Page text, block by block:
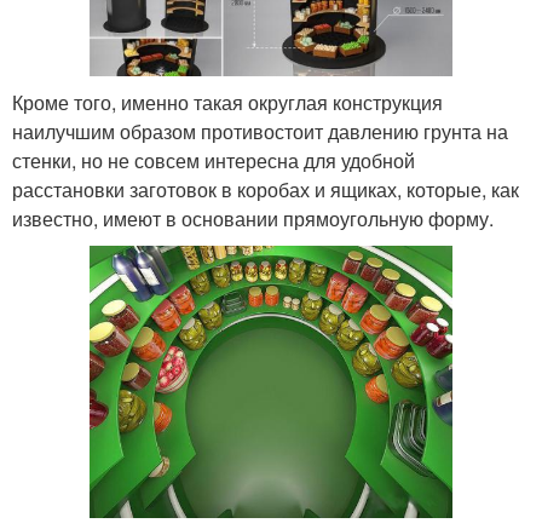
Кроме того, именно такая округлая конструкция
наилучшим образом противостоит давлению грунта на
стенки, но не совсем интересна для удобной
расстановки заготовок в коробах и ящиках, которые, как
известно, имеют в основании прямоугольную форму.